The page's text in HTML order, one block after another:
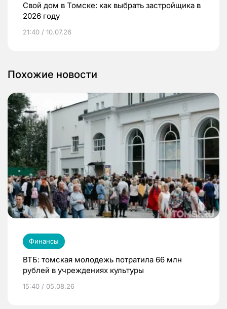
Свой дом в Томске: как выбрать застройщика в
2026 году
21:40 / 10.07.26
Похожие новости
Финансы
ВТБ: томская молодежь потратила 66 млн
рублей в учреждениях культуры
15:40 / 05.08.26